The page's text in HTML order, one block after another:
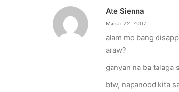
October 6, 2025
Ate Sienna
March 22, 2007
alam mo bang
araw?
ganyan na ba talaga
btw, napanood kita